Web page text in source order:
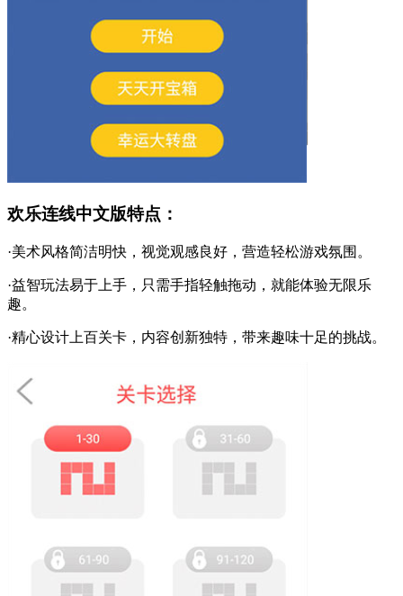
欢乐连线中文版特点：
·美术风格简洁明快，视觉观感良好，营造轻松游戏氛围。
·益智玩法易于上手，只需手指轻触拖动，就能体验无限乐
趣。
·精心设计上百关卡，内容创新独特，带来趣味十足的挑战。